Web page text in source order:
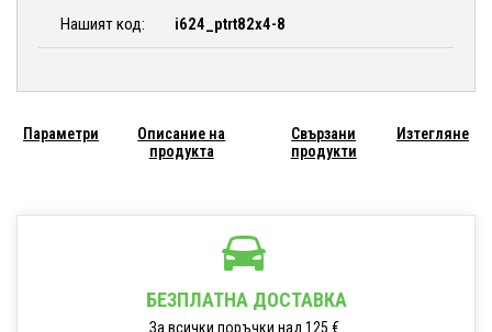
Нашият код:
i624_ptrt82x4-8
Параметри
Описание на
продукта
Свързани
продукти
Изтегляне
БЕЗПЛАТНА ДОСТАВКА
За всички поръчки над 125 €.